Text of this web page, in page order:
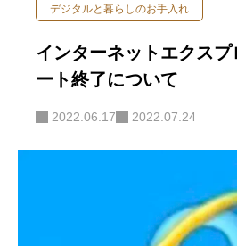
ORGANIZE
BLOG
ABOUT
デジタルと暮らしのお手入れ
インターネットエクス
ート終了について
2022.06.17 2022.07.24